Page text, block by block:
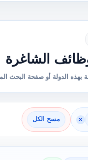
الشاغرة
بهذه الدولة أو صفحة البحث
× مسح الكل